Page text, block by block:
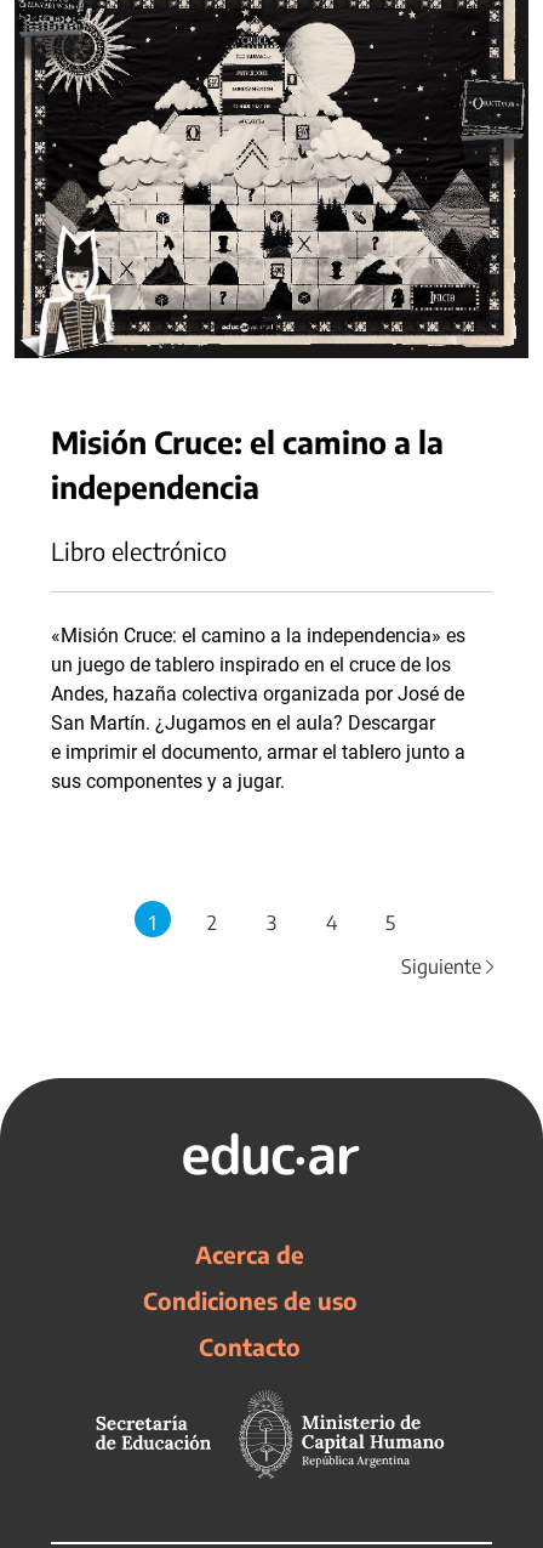
Misión Cruce: el camino a la
independencia
Libro electrónico
«Misión Cruce: el camino a la independencia» es
un juego de tablero inspirado en el cruce de los
Andes, hazaña colectiva organizada por José de
San Martín. ¿Jugamos en el aula? Descargar
e imprimir el documento, armar el tablero junto a
sus componentes y a jugar.
1 2 3 4
5
Siguiente
Acerca de
Condiciones de uso
Contacto